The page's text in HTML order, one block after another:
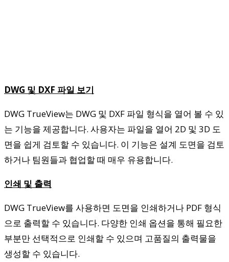
DWG 및 DXF 파일 보기
DWG TrueView는 DWG 및 DXF 파일 형식을 열어 볼 수 있
는 기능을 제공합니다. 사용자는 파일을 열어 2D 및 3D 도
면을 쉽게 검토할 수 있습니다. 이 기능은 설계 도면을 검토
하거나 팀원들과 협업할 때 매우 유용합니다.
인쇄 및 출력
DWG TrueView를 사용하면 도면을 인쇄하거나 PDF 형식
으로 출력할 수 있습니다. 다양한 인쇄 옵션을 통해 필요한
부분만 선택적으로 인쇄할 수 있으며 고품질의 출력물을
생성할 수 있습니다.